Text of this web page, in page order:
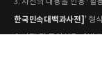
한국민속대백과사전] ' 형
4. 사진 및 동영상은 개별